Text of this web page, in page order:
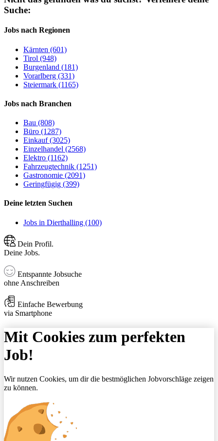
Suche:
Jobs nach Regionen
Kärnten (601)
Tirol (948)
Burgenland (181)
Vorarlberg (331)
Steiermark (1165)
Jobs nach Branchen
Bau (808)
Büro (1287)
Einkauf (3025)
Einzelhandel (2568)
Elektro (1162)
Fahrzeugtechnik (1251)
Gastronomie (2091)
Geringfügig (399)
Deine letzten Suchen
Jobs in Dierthalling (100)
Dein Profil.
Deine Jobs.
Entspannte Jobsuche
ohne Anschreiben
Einfache Bewerbung
via Smartphone
Mit Cookies zum perfekten
Job!
Wir nutzen Cookies, um dir die bestmöglichen Jobvorschläge zeigen
zu können.